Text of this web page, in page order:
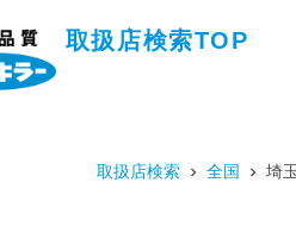
取扱店検索TOP
取扱店検索 全国 埼